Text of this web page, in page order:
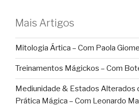
Mais Artigos
Mitologia Ártica – Com Paola
Treinamentos Mágickos – Com
Mediunidade & Estados Alterados
Prática Mágica – Com Leonardo